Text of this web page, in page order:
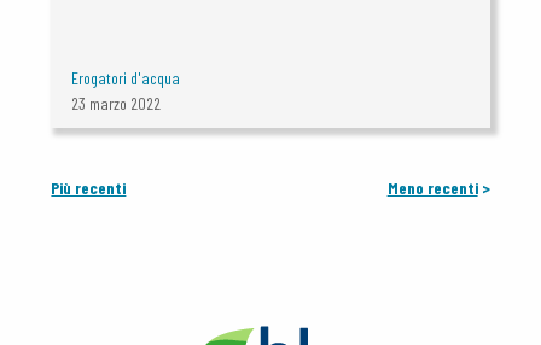
Erogatori d'acqua
23 marzo 2022
Più recenti Meno recenti>